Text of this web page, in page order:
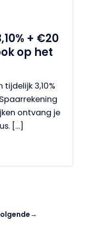
+ €20
op het
3,10%
ontvang je
[…]
→